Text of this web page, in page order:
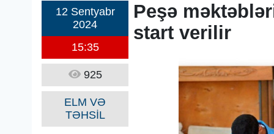
12 Sentyabr
2024
15:35
925
ELM VƏ
TƏHSİL
Peşə
start verilir